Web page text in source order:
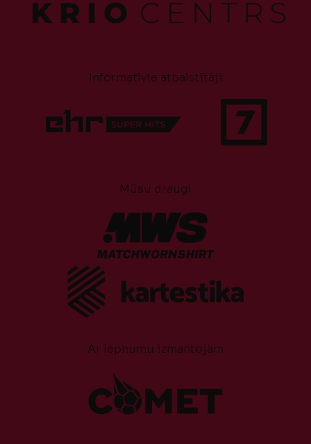
Informatīvie atbalstītāji
Mūsu draugi
Ar lepnumu izmantojam